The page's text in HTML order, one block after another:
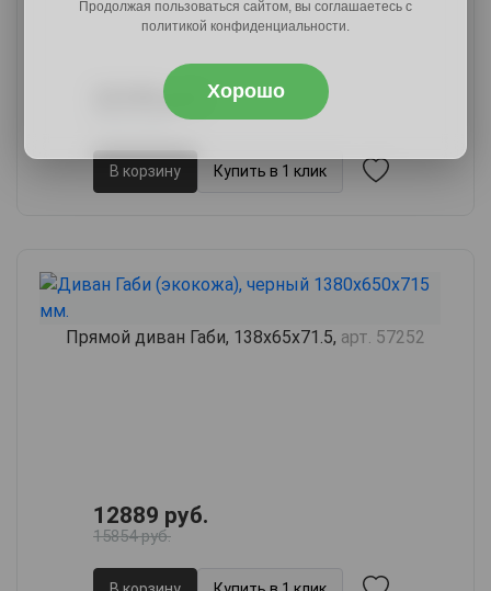
24189 руб.
В корзину Купить в 1 клик
Прямой диван Габи, 138х65х71.5, арт. 57252
12889 руб.
15854 руб.
Продолжая пользоваться сайтом, вы соглашаетесь с
политикой конфиденциальности.
Хорошо